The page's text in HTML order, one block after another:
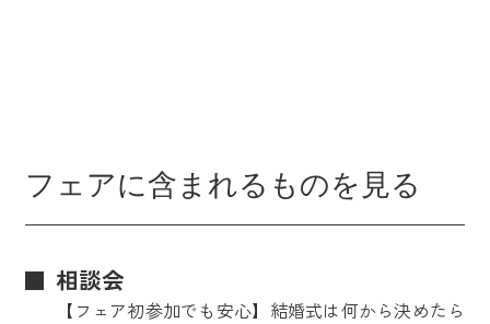
フェアに含まれるものを見る
相談会
【フェア初参加でも安心】結婚式は何から決めたら